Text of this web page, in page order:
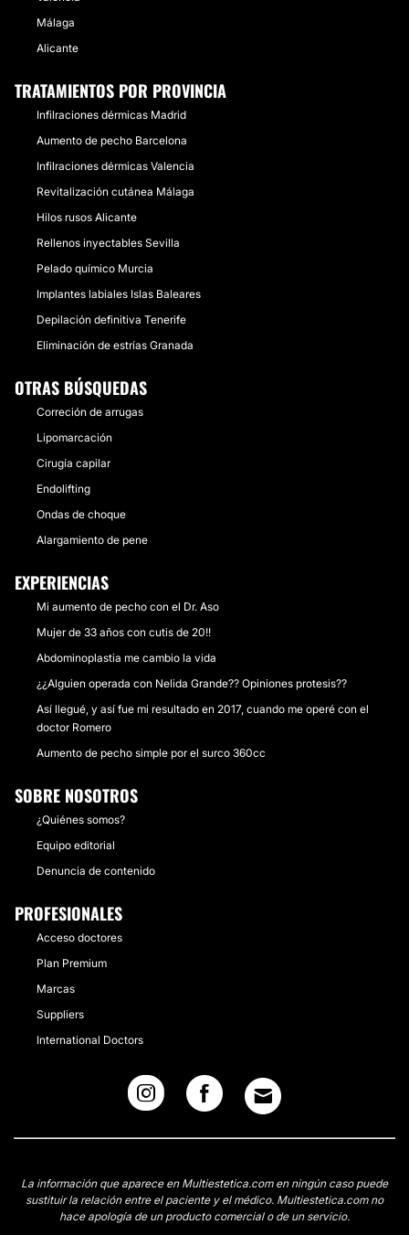
Málaga
Alicante
TRATAMIENTOS POR PROVINCIA
Infilraciones dérmicas Madrid
Aumento de pecho Barcelona
Infilraciones dérmicas Valencia
Revitalización cutánea Málaga
Hilos rusos Alicante
Rellenos inyectables Sevilla
Pelado químico Murcia
Implantes labiales Islas Baleares
Depilación definitiva Tenerife
Eliminación de estrías Granada
OTRAS BÚSQUEDAS
Correción de arrugas
Lipomarcación
Cirugía capilar
Endolifting
Ondas de choque
Alargamiento de pene
EXPERIENCIAS
Mi aumento de pecho con el Dr. Aso
Mujer de 33 años con cutis de 20!!
Abdominoplastia me cambio la vida
¿¿Alguien operada con Nelida Grande?? Opiniones protesis??
Así llegué, y así fue mi resultado en 2017, cuando me operé con el
doctor Romero
Aumento de pecho simple por el surco 360cc
SOBRE NOSOTROS
¿Quiénes somos?
Equipo editorial
Denuncia de contenido
PROFESIONALES
Acceso doctores
Plan Premium
Marcas
Suppliers
International Doctors
La información que aparece en Multiestetica.com en ningún caso puede
sustituir la relación entre el paciente y el médico. Multiestetica.com no
hace apología de un producto comercial o de un servicio.